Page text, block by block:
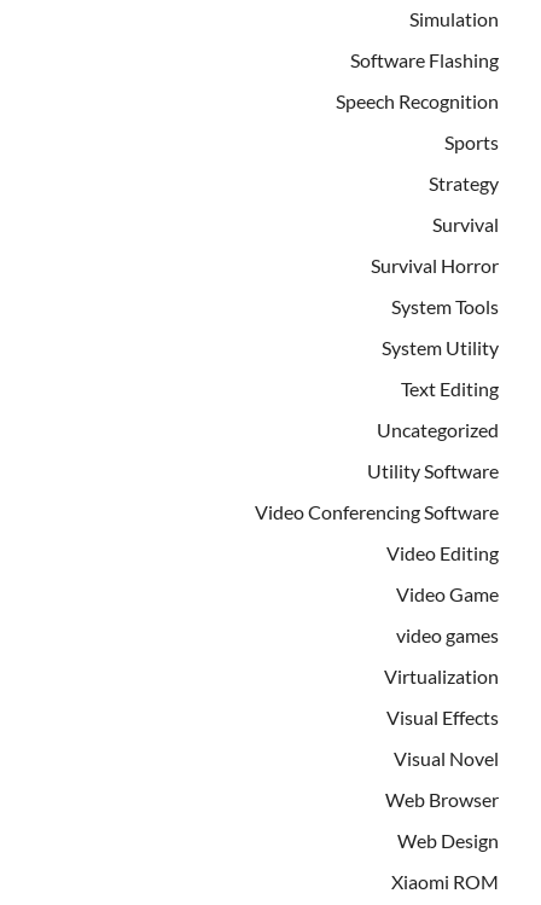
Simulation
Software Flashing
Speech Recognition
Sports
Strategy
Survival
Survival Horror
System Tools
System Utility
Text Editing
Uncategorized
Utility Software
Video Conferencing Software
Video Editing
Video Game
video games
Virtualization
Visual Effects
Visual Novel
Web Browser
Web Design
Xiaomi ROM